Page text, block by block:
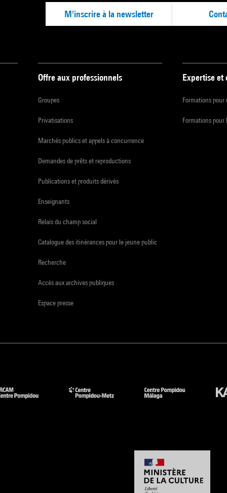
M'inscrire à la newsletter
Offre aux professionnels
Groupes
Privatisations
Marchés publics et appels à concurrence
Demandes de prêts et reproductions
Publications et produits dérivés
Enseignants
Relais du champ social
Catalogue des itinérances pour le jeune public
Recherche
Accès aux archives publiques
Espace presse
Expertise et
Formations pour
Formations